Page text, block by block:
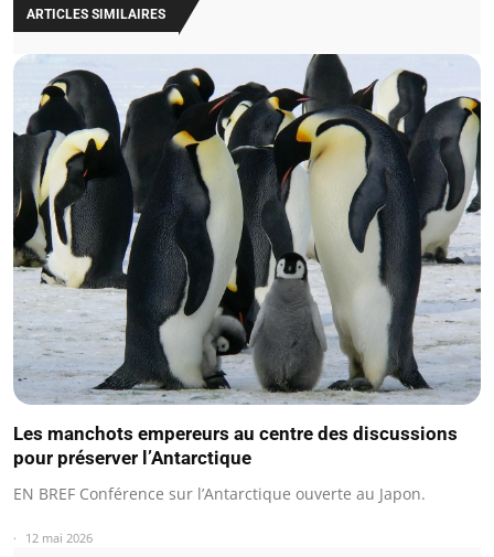
ARTICLES SIMILAIRES
Les manchots empereurs au centre des discussions
pour préserver l’Antarctique
EN BREF Conférence sur l’Antarctique ouverte au Japon.
12 mai 2026